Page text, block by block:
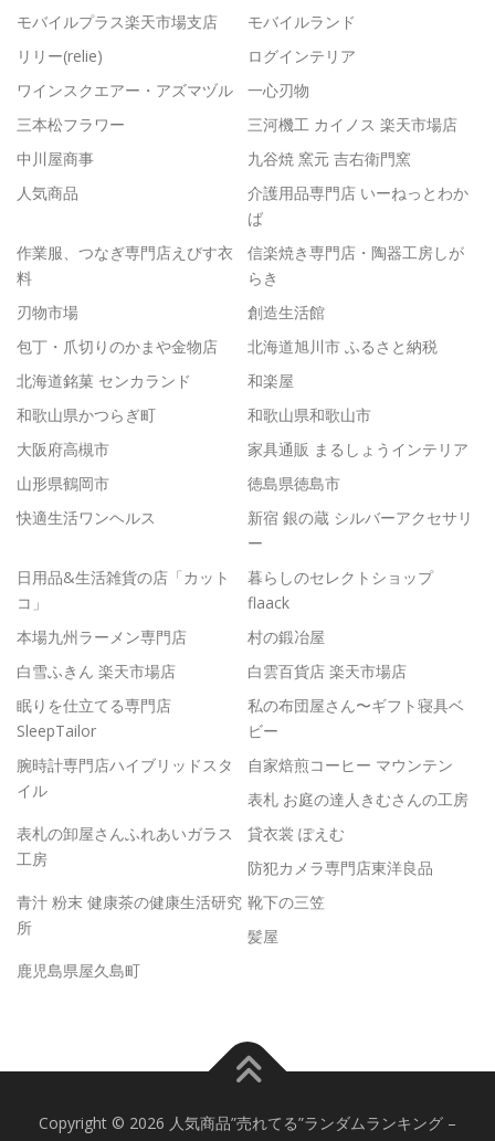
モバイルプラス楽天市場支店
モバイルランド
リリー(relie)
ログインテリア
ワインスクエアー・アズマヅル
一心刃物
三本松フラワー
三河機工 カイノス 楽天市場店
中川屋商事
九谷焼 窯元 吉右衛門窯
人気商品
介護用品専門店 いーねっとわか
ば
作業服、つなぎ専門店えびす衣
料
信楽焼き専門店・陶器工房しが
らき
刃物市場
創造生活館
包丁・爪切りのかまや金物店
北海道旭川市 ふるさと納税
北海道銘菓 センカランド
和楽屋
和歌山県かつらぎ町
和歌山県和歌山市
大阪府高槻市
家具通販 まるしょうインテリア
山形県鶴岡市
徳島県徳島市
快適生活ワンヘルス
新宿 銀の蔵 シルバーアクセサリ
ー
日用品&生活雑貨の店「カット
コ」
暮らしのセレクトショップ
flaack
本場九州ラーメン専門店
村の鍛冶屋
白雪ふきん 楽天市場店
白雲百貨店 楽天市場店
眠りを仕立てる専門店
SleepTailor
私の布団屋さん〜ギフト寝具ベ
ビー
腕時計専門店ハイブリッドスタ
イル
自家焙煎コーヒー マウンテン
表札 お庭の達人きむさんの工房
表札の卸屋さんふれあいガラス
工房
貸衣裳 ぽえむ
防犯カメラ専門店東洋良品
青汁 粉末 健康茶の健康生活研究
所
靴下の三笠
髪屋
鹿児島県屋久島町
Copyright © 2026 人気商品”売れてる”ランダムランキング –